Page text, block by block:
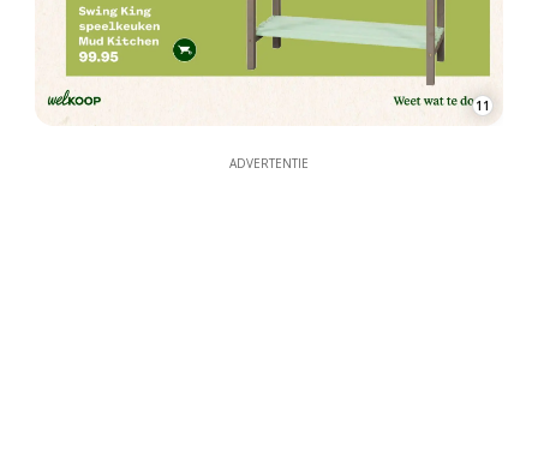
11
ADVERTENTIE